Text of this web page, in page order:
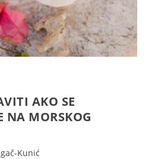
AKO SE
NA MORSKOG
Kunić